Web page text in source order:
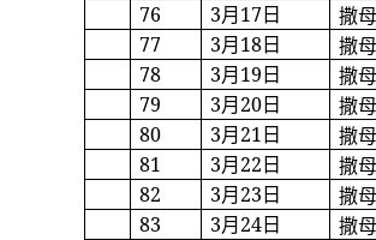
76
3月17日
撒
77
3月18日
撒
78
3月19日
撒
79
3月20日
撒
80
3月21日
撒
81
3月22日
撒
82
3月23日
撒
83
3月24日
撒